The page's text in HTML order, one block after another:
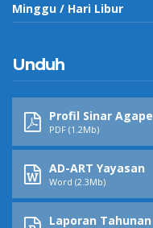
Minggu / Hari Libur
Unduh
Profil Sinar Agape
PDF (1.2Mb)
AD-ART Yayasan
Word (2.3Mb)
Laporan Tahunan